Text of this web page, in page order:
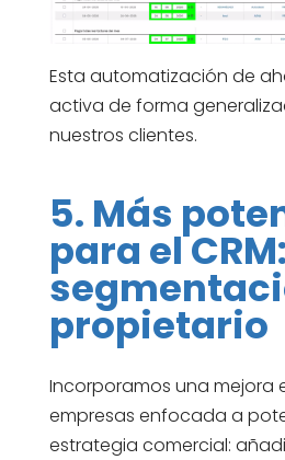
Esta automatización de
activa de forma
nuestros clientes.
5. Más
para el CRM:
propietario
Incorporamos una mejora
empresas enfocada a
estrategia comercial: